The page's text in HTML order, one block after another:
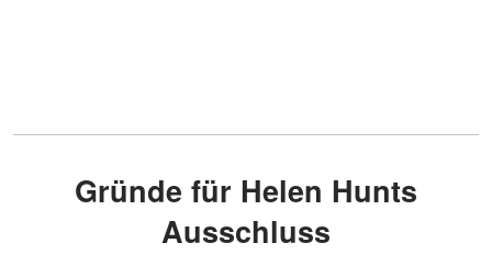
Gründe für Helen Hunts
Ausschluss